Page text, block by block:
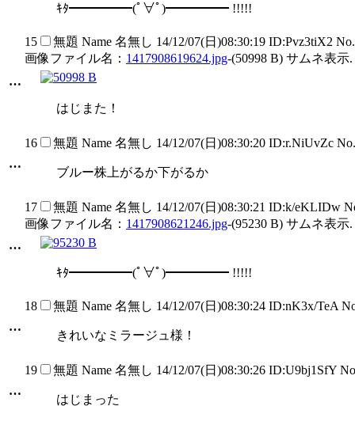
ｷﾀ━━━━━(ﾟ∀ﾟ)━━━━━ !!!!!
…
15 無題 Name 名無し 14/12/07(日)08:30:19 ID:Pvz3tiX2
画像ファイル名： 1417908619624.jpg-(50998 B) サムネ表示.
はじまた！
…
16 無題 Name 名無し 14/12/07(日)08:30:20 ID:r.NiUvZc
ブルー株上がるか下がるか
…
17 無題 Name 名無し 14/12/07(日)08:30:21 ID:k/eKLIDw
画像ファイル名： 1417908621246.jpg-(95230 B) サムネ表示.
ｷﾀ━━━━━(ﾟ∀ﾟ)━━━━━ !!!!!
…
18 無題 Name 名無し 14/12/07(日)08:30:24 ID:nK3x/TeA
きれいなミラージュ様！
…
19 無題 Name 名無し 14/12/07(日)08:30:26 ID:U9bj1SfY
はじまった